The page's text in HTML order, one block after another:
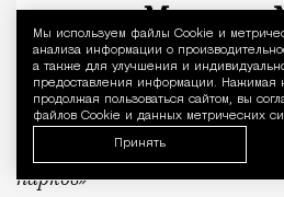
Мы используем файлы Сookie и
анализа информации о
а также для улучшения и
предоставления информации. Нажимая
продолжая пользоваться сайтом, вы
файлов Cookie и данных метрических
Принять
С проектной декларацией
ссылке
Фото:пресс-служба
«Новая Эра» и пресс-служба
парков»